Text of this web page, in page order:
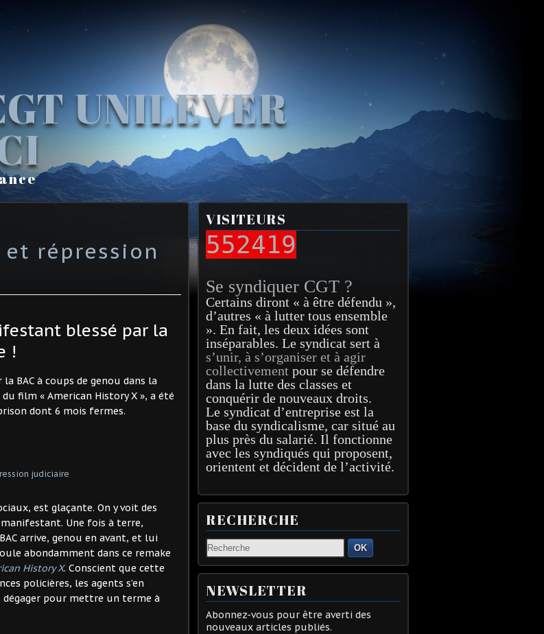
UNILEVER
répression
blessé par la
!
BAC à coups de genou dans la
film « American History X », a été
dont 6 mois fermes.
est glaçante. On y voit des
Une fois à terre,
arrive, genou en avant, et lui
abondamment dans ce remake
History X. Conscient que cette
policières, les agents s’en
pour mettre un terme à
VISITEURS
552419
Se syndiquer CGT ?
Certains diront « à être défendu »,
d’autres « à lutter tous ensemble
». En fait, les deux idées sont
inséparables. Le syndicat sert à
s’unir, à s’organiser et à agir
collectivement pour se défendre
dans la lutte des classes et
conquérir de nouveaux droits.
Le syndicat d’entreprise est la
base du syndicalisme, car situé au
plus près du salarié. Il fonctionne
avec les syndiqués qui proposent,
orientent et décident de l’activité.
RECHERCHE
OK
NEWSLETTER
Abonnez-vous pour être averti des
nouveaux articles publiés.